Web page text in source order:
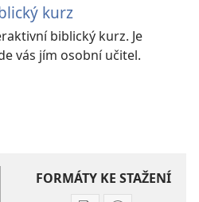
kurz
biblický kurz. Je
vás jím osobní učitel.
FORMÁTY KE STAŽENÍ